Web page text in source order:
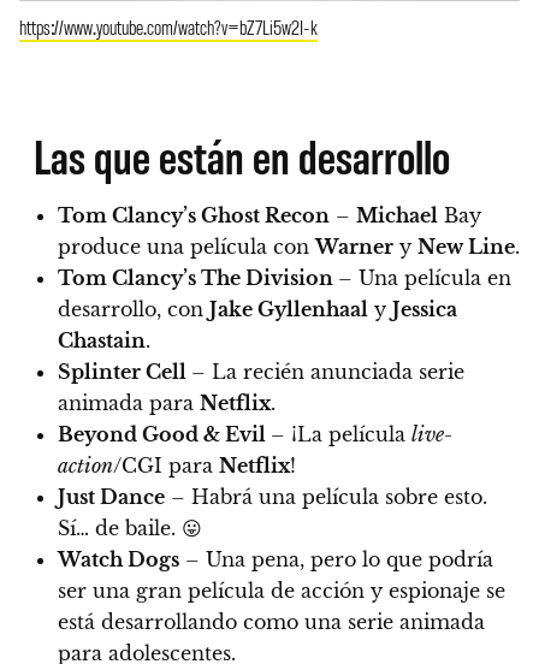
https://www.youtube.com/watch?v=bZ7Li5w2I-k
Las que están en desarrollo
Tom Clancy’s Ghost Recon – Michael Bay
produce una película conWarner y New Line.
Tom Clancy’s The Division – Una película en
desarrollo, con Jake Gyllenhaal y Jessica
Chastain.
Splinter Cell – La recién anunciada serie
animada para Netflix.
Beyond Good & Evil – ¡La película live-
action/CGI para Netflix!
Just Dance – Habrá una película sobre esto.
Sí… de baile. 😛
Watch Dogs – Una pena, pero lo que podría
ser una gran película de acción y espionaje se
está desarrollando como una serie animada
para adolescentes.